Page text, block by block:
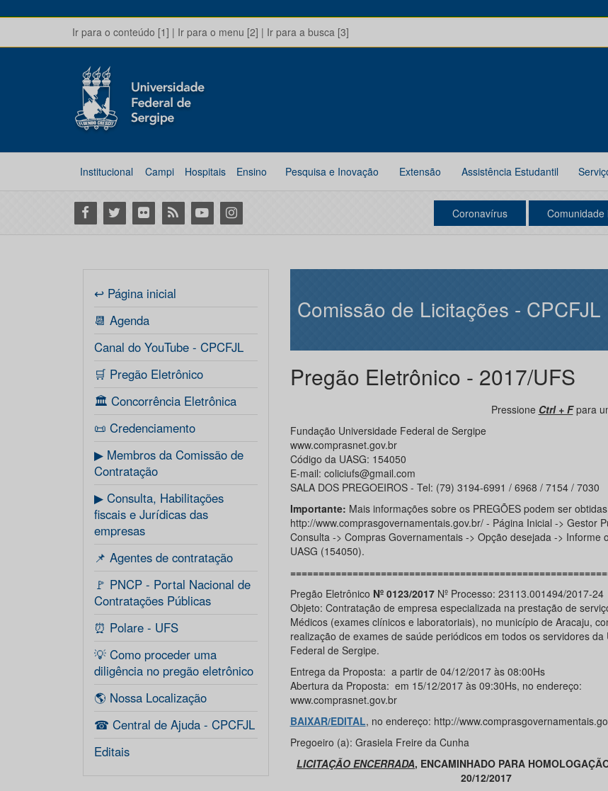
Ir para o conteúdo [1] | Ir para o menu [2] | Ir para a busca [3]
Institucional Campi Hospitais Ensino Pesquisa e Inovação Extensão Assistência Estudantil
Facebook
Twitter Flickr RSS YoutubeInstagram Coronavírus Comunidade
↩ Página inicial
📆 Agenda
Canal do YouTube - CPCFJL
🛒 Pregão Eletrônico
🏛️ Concorrência Eletrônica
📜 Credenciamento
▶ Membros da Comissão de
Contratação
▶ Consulta, Habilitações
fiscais e Jurídicas das
empresas
📌 Agentes de contratação
🚩 PNCP - Portal Nacional de
Contratações Públicas
⏰ Polare - UFS
💡 Como proceder uma
diligência no pregão eletrônico
🌎 Nossa Localização
☎ Central de Ajuda - CPCFJL
Editais
Comissão de Licitações - CPCFJL
Pregão Eletrônico - 2017/UFS
Pressione Ctrl + Fpara
Fundação Universidade Federal de Sergipe
www.comprasnet.gov.br
Código da UASG: 154050
E-mail: coliciufs@gmail.com
SALA DOS PREGOEIROS - Tel: (79) 3194-6991 / 6968 / 7154 / 7030
Importante: Mais informações sobre os PREGÕES podem ser
http://www.comprasgovernamentais.gov.br/ - Página Inicial -> Gestor
Consulta -> Compras Governamentais -> Opção desejada -> Informe
UASG (154050).
Pregão Eletrônico Nº 0123/2017Nº Processo: 23113.001494/2017-24
Objeto: Contratação de empresa especializada na prestação de
Médicos (exames clínicos e laboratoriais), no município de Aracaju,
realização de exames de saúde periódicos em todos os servidores da
Federal de Sergipe.
Entrega da Proposta: a partir de 04/12/2017 às 08:00Hs
Abertura da Proposta: em 15/12/2017 às 09:30Hs, no endereço:
www.comprasnet.gov.br
BAIXAR/EDITAL, no endereço: http://
Pregoeiro (a): Grasiela Freire da Cunha
LICITAÇÃO ENCERRADA, ENCAMINHADO PARA
20/12/2017